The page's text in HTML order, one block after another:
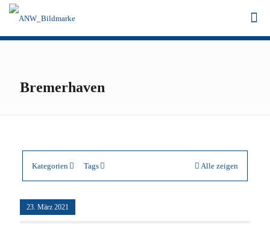
Bremerhaven
Kategorien Tags Alle zeigen
23. März 2021